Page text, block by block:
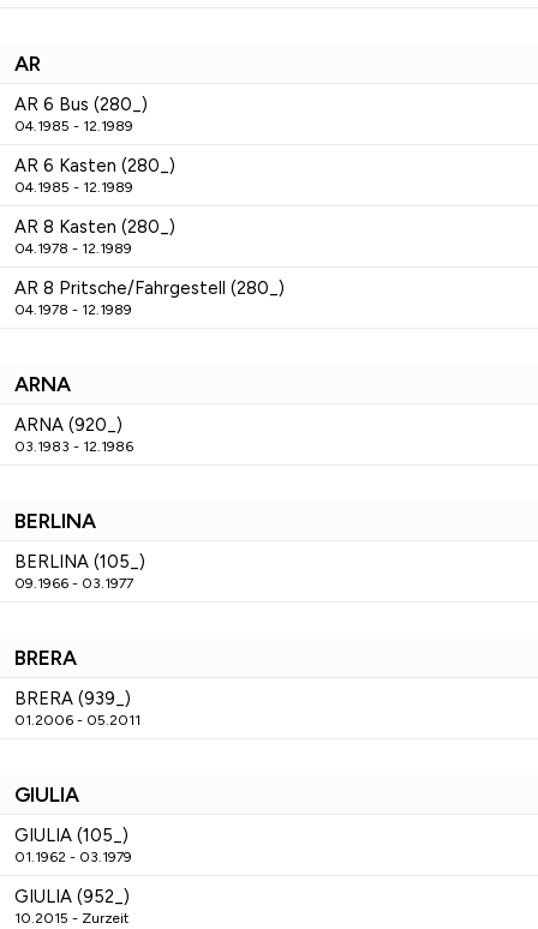
AR
AR 6 Bus (280_)
04.1985 - 12.1989
AR 6 Kasten (280_)
04.1985 - 12.1989
AR 8 Kasten (280_)
04.1978 - 12.1989
AR 8 Pritsche/Fahrgestell (280_)
04.1978 - 12.1989
ARNA
ARNA (920_)
03.1983 - 12.1986
BERLINA
BERLINA (105_)
09.1966 - 03.1977
BRERA
BRERA (939_)
01.2006 - 05.2011
GIULIA
GIULIA (105_)
01.1962 - 03.1979
GIULIA (952_)
10.2015 - Zurzeit